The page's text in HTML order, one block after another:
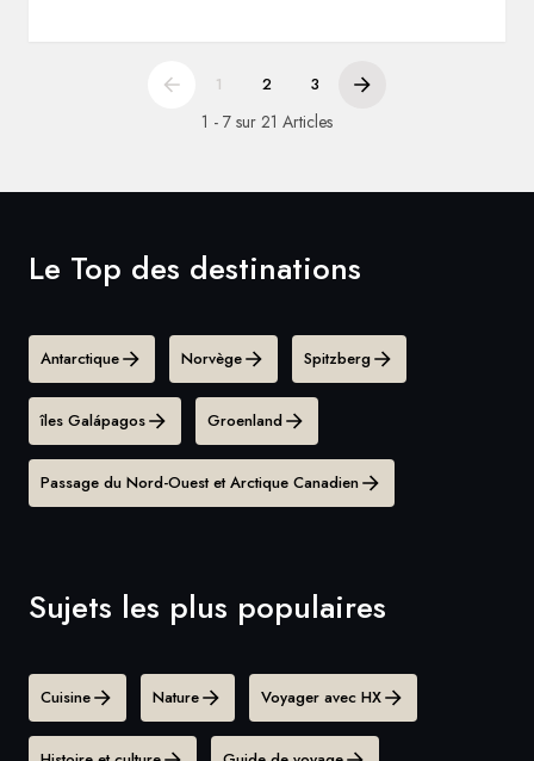
1 2 3
1 - 7 sur 21 Articles
Le Top des destinations
Antarctique Norvège Spitzberg
îles Galápagos Groenland
Passage du Nord-Ouest et Arctique Canadien
Sujets les plus populaires
Cuisine Nature Voyager avec HX